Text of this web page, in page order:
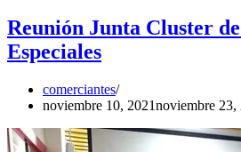
local
Reunión Junta Cluster
Especiales
comerciantes
noviembre 10, 2021noviembre 23,